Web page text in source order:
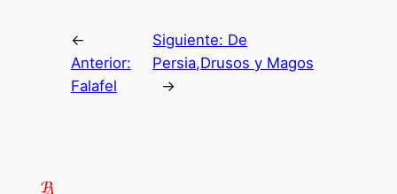
←
Anterior:
Falafel
Siguiente: De
Persia,Drusos y Magos
→